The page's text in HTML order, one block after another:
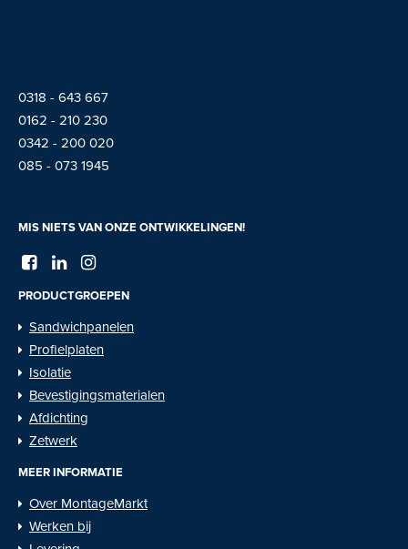
0318 - 643 667
0162 - 210 230
0342 - 200 020
085 - 073 1945
MIS NIETS VAN ONZE ONTWIKKELINGEN!
PRODUCTGROEPEN
Sandwichpanelen
Profielplaten
Isolatie
Bevestigingsmaterialen
Afdichting
Zetwerk
MEER INFORMATIE
Over MontageMarkt
Werken bij